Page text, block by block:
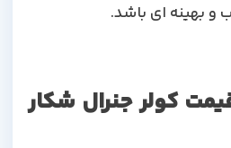
ای باشد.
کولر جنرال شکار